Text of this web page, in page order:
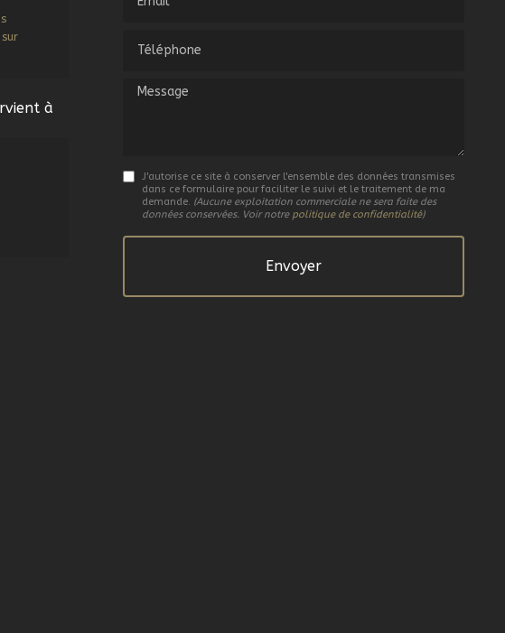
à
Message
J'autorise ce site à conserver l'ensemble des données transmises
dans ce formulaire pour faciliter le suivi et le traitement de ma
demande. (Aucune exploitation commerciale ne sera faite des
données conservées. Voir notre politique de confidentialité)